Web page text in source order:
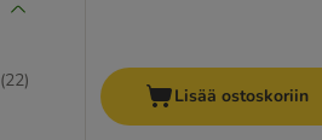
(22)
Lisää ostoskoriin